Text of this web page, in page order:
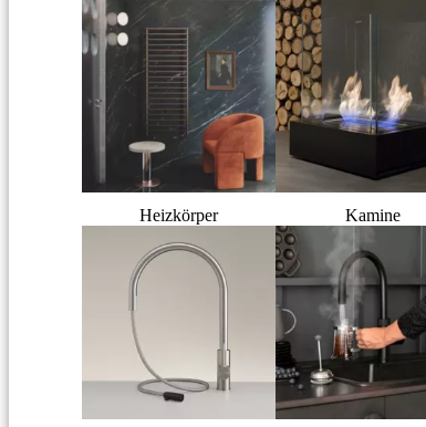
Heizkörper Kamine